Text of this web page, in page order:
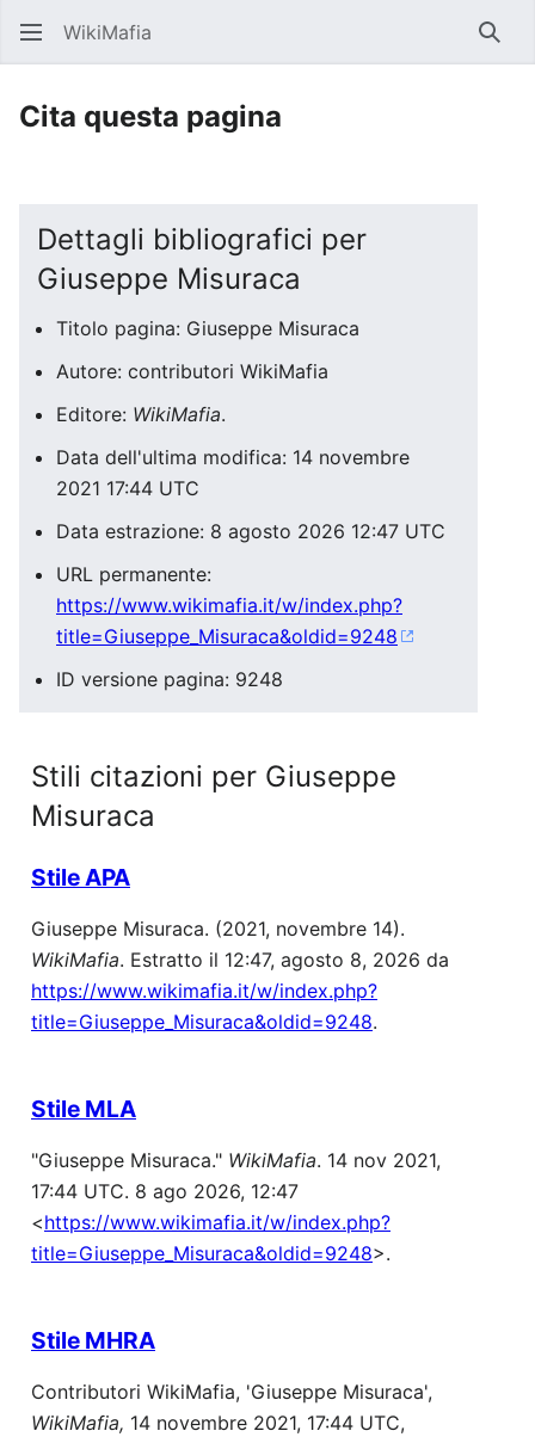
WikiMafia
Cita questa pagina
Dettagli bibliografici per
Giuseppe Misuraca
Titolo pagina: Giuseppe Misuraca
Autore: contributori WikiMafia
Editore: WikiMafia.
Data dell'ultima modifica: 14 novembre
2021 17:44 UTC
Data estrazione: 8 agosto 2026 12:47 UTC
URL permanente:
https://www.wikimafia.it/w/index.php?
title=Giuseppe_Misuraca&oldid=9248
ID versione pagina: 9248
Stili citazioni per Giuseppe
Misuraca
Stile APA
Giuseppe Misuraca. (2021, novembre 14).
WikiMafia. Estratto il 12:47, agosto 8, 2026 da
https://www.wikimafia.it/w/index.php?
title=Giuseppe_Misuraca&oldid=9248.
Stile MLA
"Giuseppe Misuraca." WikiMafia. 14 nov 2021,
17:44 UTC. 8 ago 2026, 12:47
<https://www.wikimafia.it/w/index.php?
title=Giuseppe_Misuraca&oldid=9248>.
Stile MHRA
Contributori WikiMafia, 'Giuseppe Misuraca',
WikiMafia, 14 novembre 2021, 17:44 UTC,